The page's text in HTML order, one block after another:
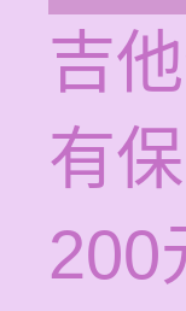
吉
有
200